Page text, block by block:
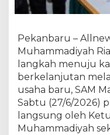
s
r
b
a
s
i
s
W
a
Pekanbaru –
Muhammadiyah
langkah menuju
berkelanjutan
usaha baru, SAM
Sabtu (27/6/2026)
langsung oleh
Muhammadiyah